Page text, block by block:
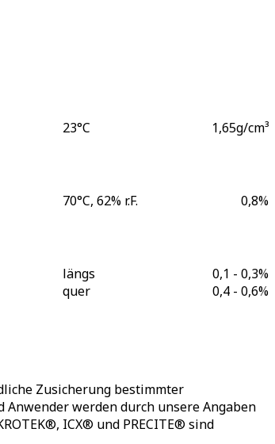
23°C 1,65g/cm³
70°C, 62% r.F. 0,8%
längs
quer
0,1 - 0,3%
0,4 - 0,6%
Zusicherung bestimmter
werden durch unsere Angaben
ICX® und PRECITE® sind